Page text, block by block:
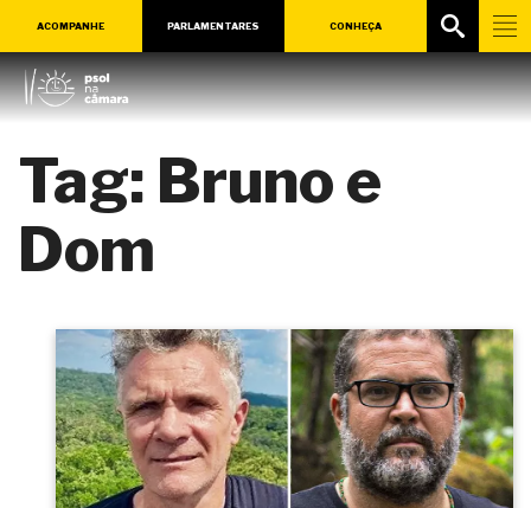
ACOMPANHE PARLAMENTARES CONHEÇA
Tag: Bruno e
Dom